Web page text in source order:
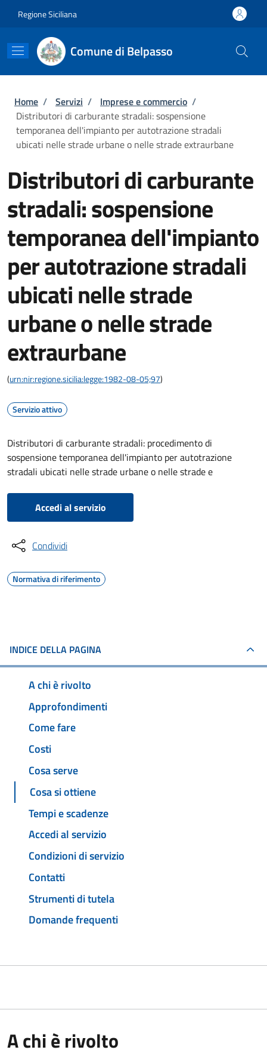
Regione Siciliana
Comune di Belpasso
Briciole di pane
Home / Servizi / Imprese e commercio /
Distributori di carburante stradali: sospensione
temporanea dell'impianto per autotrazione stradali
ubicati nelle strade urbane o nelle strade extraurbane
Distributori di carburante
stradali: sospensione
temporanea dell'impianto
per autotrazione stradali
ubicati nelle strade
urbane o nelle strade
extraurbane
(urn:nir:regione.sicilia:legge:1982-08-05;97)
Servizio attivo
Distributori di carburante stradali: procedimento di
sospensione temporanea dell'impianto per autotrazione
stradali ubicati nelle strade urbane o nelle strade e
Accedi al servizio
Condividi
Normativa di riferimento
INDICE DELLA PAGINA
A chi è rivolto
Approfondimenti
Come fare
Costi
Cosa serve
Cosa si ottiene
Tempi e scadenze
Accedi al servizio
Condizioni di servizio
Contatti
Strumenti di tutela
Domande frequenti
A chi è rivolto